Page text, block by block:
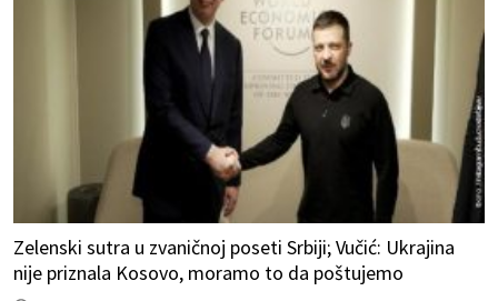
Zelenski sutra u zvaničnoj poseti Srbiji; Vučić: Ukrajina
nije priznala Kosovo, moramo to da poštujemo